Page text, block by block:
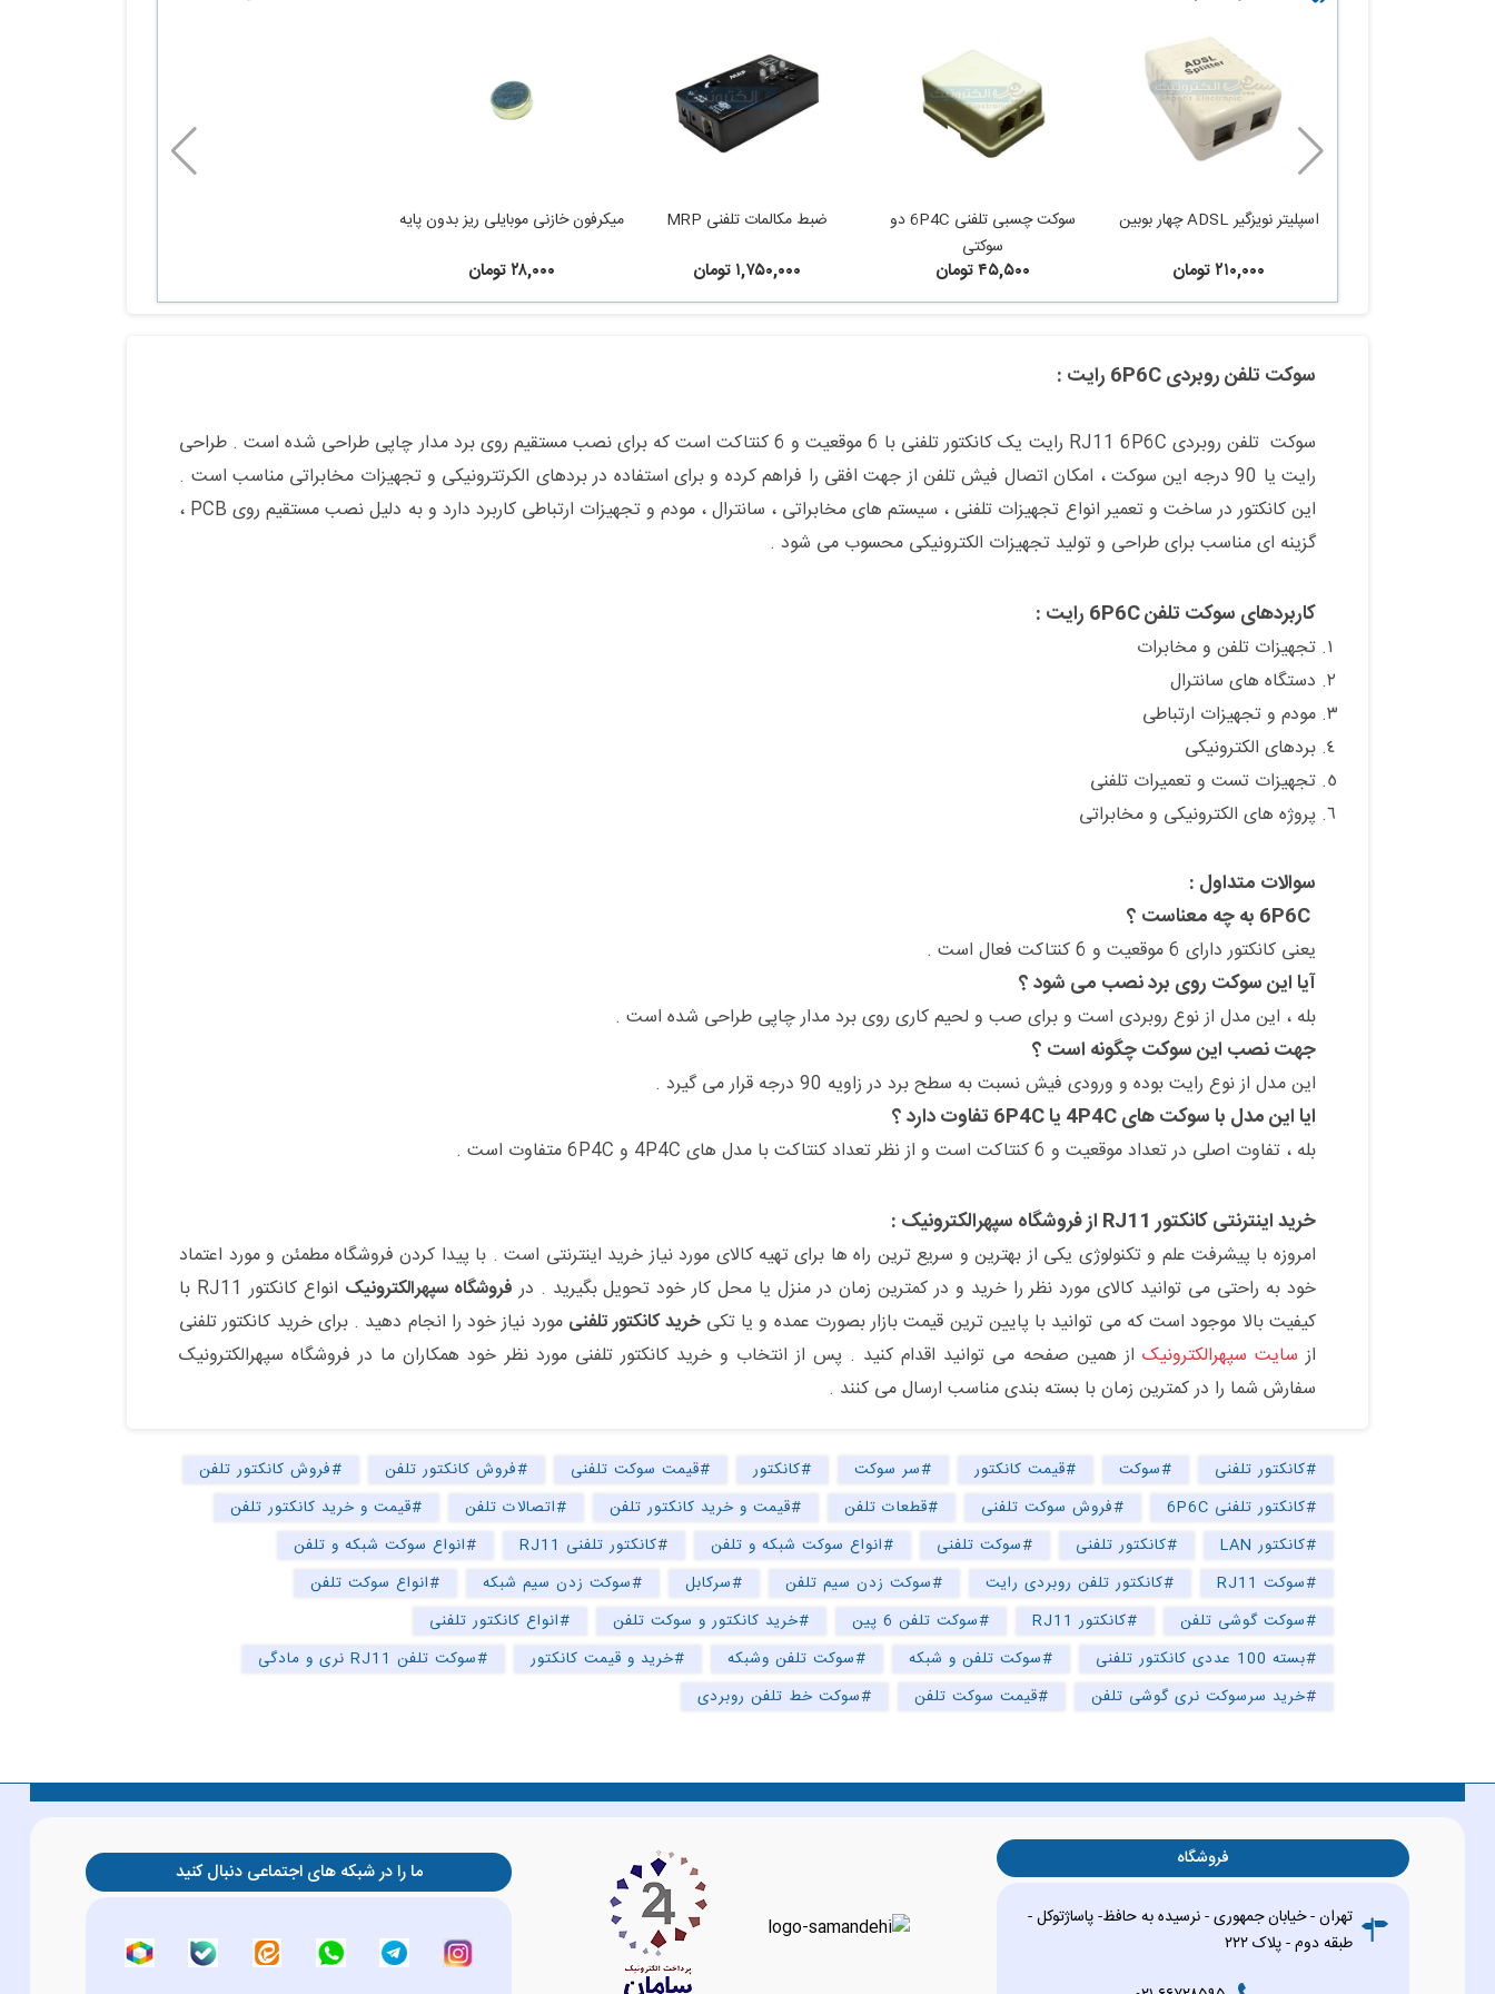
اسپلیتر نویزگیر ADSL چهار بوبین
۲۱۰,۰۰۰ تومان
سوکت چسبی تلفنی 6P4C دو
سوکتی
۴۵,۵۰۰ تومان
ضبط مکالمات تلفنی MRP
۱,۷۵۰,۰۰۰ تومان
میکرفون خازنی موبایلی ریز بدون پایه
۲۸,۰۰۰ تومان
سوکت تلفن روبردی 6P6C رایت :
سوکت تلفن روبردی RJ11 6P6C رایت یک کانکتور تلفنی با 6 موقعیت و 6 کنتاکت است که برای نصب مستقیم روی برد مدار چاپی طراحی شده است . طراحی
رایت یا 90 درجه این سوکت ، امکان اتصال فیش تلفن از جهت افقی را فراهم کرده و برای استفاده در بردهای الکرتترونیکی و تجهیزات مخابراتی مناسب است .
این کانکتور در ساخت و تعمیر انواع تجهیزات تلفنی ، سیستم های مخابراتی ، سانترال ، مودم و تجهیزات ارتباطی کاربرد دارد و به دلیل نصب مستقیم روی PCB ،
گزینه ای مناسب برای طراحی و تولید تجهیزات الکترونیکی محسوب می شود .
کاربردهای سوکت تلفن 6P6C رایت :
تجهیزات تلفن و مخابرات
دستگاه های سانترال
مودم و تجهیزات ارتباطی
بردهای الکترونیکی
تجهیزات تست و تعمیرات تلفنی
پروژه های الکترونیکی و مخابراتی
سوالات متداول :
6P6C به چه معناست ؟
یعنی کانکتور دارای 6 موقعیت و 6 کنتاکت فعال است .
آیا این سوکت روی برد نصب می شود ؟
بله ، این مدل از نوع روبردی است و برای صب و لحیم کاری روی برد مدار چاپی طراحی شده است .
جهت نصب این سوکت چگونه است ؟
این مدل از نوع رایت بوده و ورودی فیش نسبت به سطح برد در زاویه 90 درجه قرار می گیرد .
ایا این مدل با سوکت های 4P4C یا 6P4C تفاوت دارد ؟
بله ، تفاوت اصلی در تعداد موقعیت و 6 کنتاکت است و از نظر تعداد کنتاکت با مدل های 4P4C و 6P4C متفاوت است .
خرید اینترنتی کانکتور RJ11 از فروشگاه سپهرالکترونیک :
امروزه با پیشرفت علم و تکنولوژی یکی از بهترین و سریع ترین راه ها برای تهیه کالای مورد نیاز خرید اینترنتی است . با پیدا کردن فروشگاه مطمئن و مورد اعتماد
خود به راحتی می توانید کالای مورد نظر را خرید و در کمترین زمان در منزل یا محل کار خود تحویل بگیرید . در فروشگاه سپهرالکترونیک
انواع کانکتور RJ11 با
کیفیت بالا موجود است که می توانید با پایین ترین قیمت بازار بصورت عمده و یا تکیخرید کانکتور تلفنی مورد نیاز خود را انجام دهید . برای خرید کانکتور تلفنی
از سایت سپهرالکترونیک از همین صفحه می توانید اقدام کنید . پس از انتخاب و خرید کانکتور تلفنی مورد نظر خود همکاران ما در فروشگاه سپهرالکترونیک
سفارش شما را در کمترین زمان با بسته بندی مناسب ارسال می کنند .
#کانکتور تلفنی #سوکت #قیمت کانکتور #سر سوکت #کانکتور #قیمت سوکت تلفنی #فروش کانکتور تلفن
#فروش کانکتور تلفن
#کانکتور تلفنی 6P6C
#فروش سوکت تلفنی #قطعات تلفن #قیمت و خرید کانکتور تلفن #اتصالات تلفن
#قیمت و خرید کانکتور تلفن
#کانکتور LAN
#کانکتور تلفنی #سوکت تلفنی #انواع سوکت شبکه و تلفن #کانکتور تلفنی RJ11
#انواع سوکت شبکه و تلفن
#سوکت RJ11
#کانکتور تلفن روبردی رایت #سوکت زدن سیم تلفن #سرکابل #سوکت زدن سیم شبکه
#انواع سوکت تلفن
#سوکت گوشی تلفن
#کانکتور RJ11 #سوکت تلفن 6 پین #خرید کانکتور و سوکت تلفن
#انواع کانکتور تلفنی
#بسته 100 عددی کانکتور تلفنی
#سوکت تلفن و شبکه #سوکت تلفن وشبکه #خرید و قیمت کانکتور
#سوکت تلفن RJ11 نری و مادگی
#خرید سرسوکت نری گوشی تلفن
#قیمت سوکت تلفن #سوکت خط تلفن روبردی
فروشگاه
تهران - خیابان جمهوری - نرسیده به حافظ- پاساژتوکل -
طبقه دوم - پلاک ۲۲۲
ما را در شبکه های اجتماعی دنبال کنید